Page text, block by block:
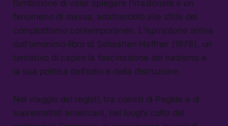
l’ambizione di voler spiegare l’irrazionale e un
fenomeno di massa, adattandolo alle sfide del
complottismo contemporaneo. L’ispirazione arriva
dall’omonimo libro di Sebastian Haffner (1978), un
tentativo di capire la fascinazione del nazismo e
la sua politica dell’odio e della distruzione.
Nel viaggio dei registi, tra comizi di Pegida e di
suprematisti americani, nei luoghi culto del